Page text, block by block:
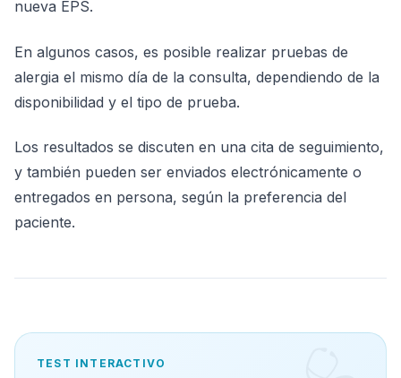
nueva EPS.
En algunos casos, es posible realizar pruebas de
alergia el mismo día de la consulta, dependiendo de la
disponibilidad y el tipo de prueba.
Los resultados se discuten en una cita de seguimiento,
y también pueden ser enviados electrónicamente o
entregados en persona, según la preferencia del
paciente.
TEST INTERACTIVO